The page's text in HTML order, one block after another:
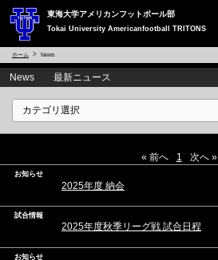
東海大学アメリカンフットボール部
Tokai University Americanfootball TRITONS
ホーム News
News 最新ニュース
« 前へ 1 次へ »
お知らせ
2025年度 納会
試合情報
2025年度秋季リーグ戦 試合日程
お知らせ